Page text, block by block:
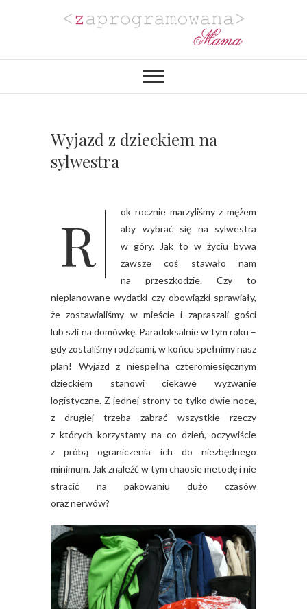
Zaprogramowana
Mama
ORGANIZACJI I REALIZACJI
WYJĄTKOWYCH WESEL.
Wyjazd z dzieckiem na
sylwestra
Rok rocznie marzyliśmy z mężem
aby wybrać się na sylwestra
w góry. Jak to w życiu bywa
zawsze coś stawało nam
na przeszkodzie. Czy to
nieplanowane wydatki czy obowiązki sprawiały,
że zostawialiśmy w mieście i zapraszali gości
lub szli na domówkę. Paradoksalnie w tym roku –
gdy zostaliśmy rodzicami, w końcu spełnimy nasz
plan! Wyjazd z niespełna czteromiesięcznym
dzieckiem stanowi ciekawe wyzwanie
logistyczne. Z jednej strony to tylko dwie noce,
z drugiej trzeba zabrać wszystkie rzeczy
z których korzystamy na co dzień, oczywiście
z próbą ograniczenia ich do niezbędnego
minimum. Jak znaleźć w tym chaosie metodę i nie
stracić na pakowaniu dużo czasów
oraz nerwów?